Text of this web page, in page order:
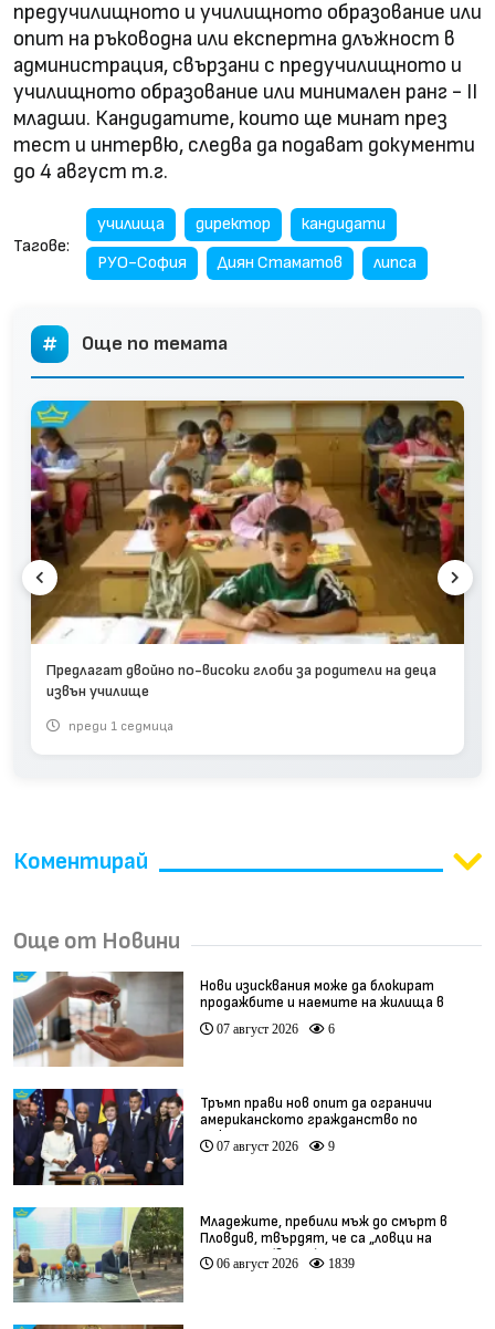
предучилищното и училищното образование или
опит на ръководна или експертна длъжност в
администрация, свързани с предучилищното и
училищното образование или минимален ранг - II
младши. Кандидатите, които ще минат през
тест и интервю, следва да подават документи
до 4 август т.г.
Тагове:
училища директор
кандидати
РУО-София
Диян Стаматов липса
Още по темата
Предлагат двойно по-високи глоби за родители на деца
извън училище
преди 1 седмица
Коментирай
Още от Новини
Нови изисквания може да блокират
продажбите и наемите на жилища в
България
07 август 2026 6
Тръмп прави нов опит да ограничи
американското гражданство по
рождение
07 август 2026 9
Младежите, пребили мъж до смърт в
Пловдив, твърдят, че са „ловци на
педофили” (видео)
06 август 2026 1839